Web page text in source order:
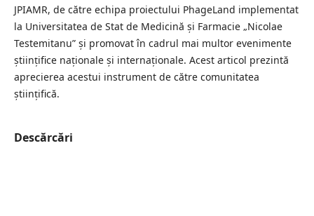
JPIAMR, de către echipa proiectului PhageLand implementat
la Universitatea de Stat de Medicină și Farmacie „Nicolae
Testemitanu” și promovat în cadrul mai multor evenimente
științifice naționale și internaționale. Acest articol prezintă
aprecierea acestui instrument de către comunitatea
științifică.
Descărcări